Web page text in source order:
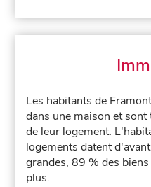
Les habitants de
dans une maison et
de leur logement.
logements datent
grandes, 89 % des
plus.